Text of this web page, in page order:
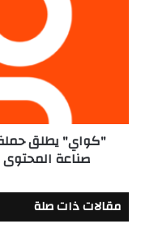
صناعة
المحتوى
السلوك
الإيجابي
"كواي" يطلق حملة
صناعة
مقالات ذات صلة